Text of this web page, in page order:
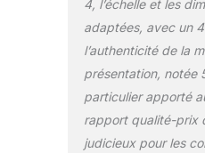
4, l’échelle et les
adaptées, avec un
l’authenticité de la
présentation, notée
particulier apporté
rapport qualité-prix
judicieux pour les